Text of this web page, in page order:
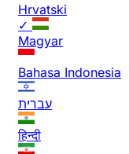
Hrvatski
✓
Magyar
Bahasa Indonesia
עברית
हिन्दी